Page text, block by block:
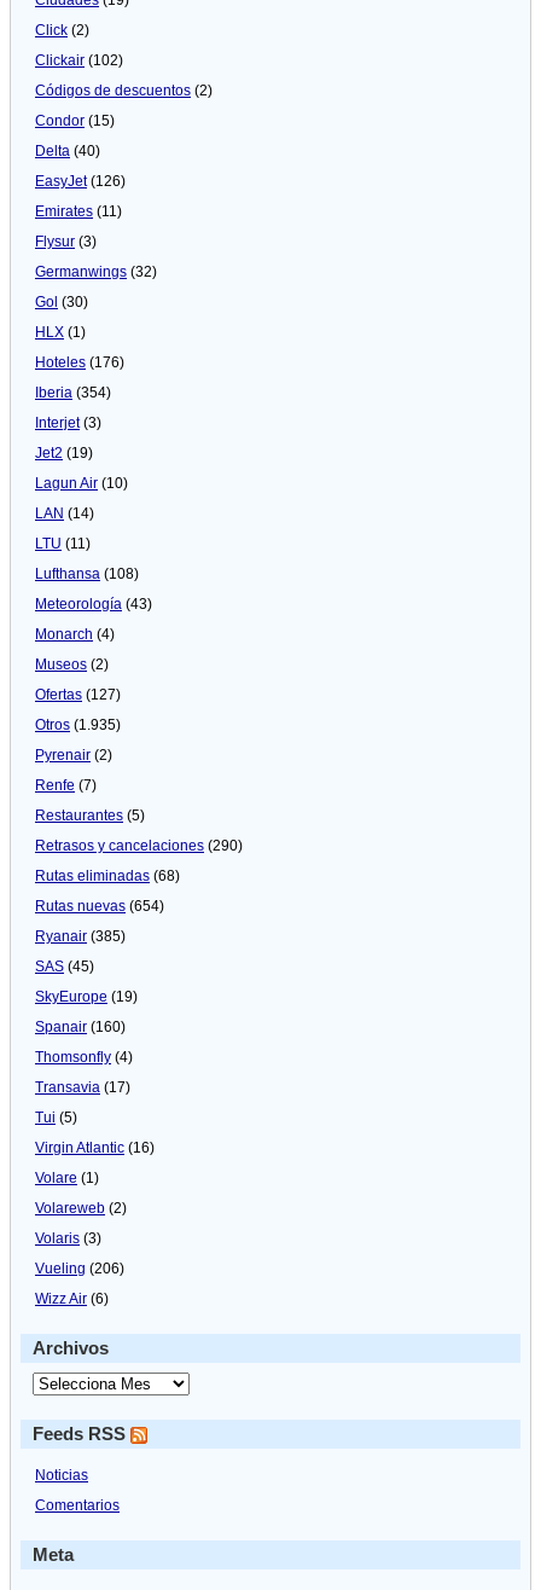
Click (2)
Clickair (102)
Códigos de descuentos (2)
Condor (15)
Delta (40)
EasyJet(126)
Emirates (11)
Flysur (3)
Germanwings (32)
Gol (30)
HLX (1)
Hoteles (176)
Iberia (354)
Interjet(3)
Jet2 (19)
Lagun Air (10)
LAN (14)
LTU (11)
Lufthansa (108)
Meteorologí­a (43)
Monarch (4)
Museos (2)
Ofertas (127)
Otros (1.935)
Pyrenair (2)
Renfe (7)
Restaurantes (5)
Retrasos y cancelaciones (290)
Rutas eliminadas (68)
Rutas nuevas (654)
Ryanair (385)
SAS (45)
SkyEurope (19)
Spanair (160)
Thomsonfly (4)
Transavia (17)
Tui (5)
Virgin Atlantic (16)
Volare (1)
Volareweb (2)
Volaris (3)
Vueling (206)
Wizz Air (6)
Archivos
Feeds RSS
Noticias
Comentarios
Meta